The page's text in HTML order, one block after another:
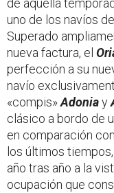
de aquella
uno de los navíos
Superado
nueva factura, el
perfección a su
navío
«compis»Adoniay
clásico a bordo de
en comparación
los últimos
año tras año a la
ocupación que